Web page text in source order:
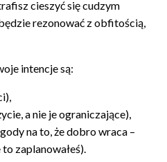
cieszyć się cudzym
rezonować z obfitością,
intencje są:
a nie je ograniczające),
na to, że dobro wraca –
zaplanowałeś).